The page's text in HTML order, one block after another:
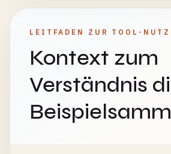
LEITFADEN ZUR TOOL-
Kontext zum
Verständnis